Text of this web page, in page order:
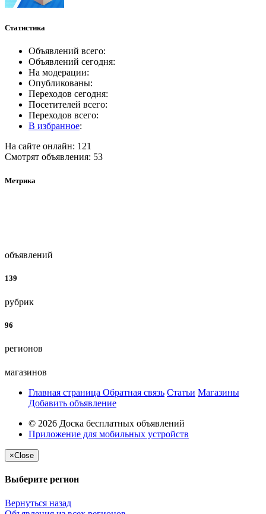
Статистика
Объявлений всего:
Объявлений сегодня:
На модерации:
Опубликованы:
Переходов сегодня:
Посетителей всего:
Переходов всего:
В избранное:
На сайте онлайн: 121
Смотрят объявления: 53
Метрика
объявлений
139
рубрик
96
регионов
магазинов
Главная страница Обратная связь Статьи Магазины
Добавить объявление
© 2026 Доска бесплатных объявлений
Приложение для мобильных устройств
×Close
Выберите регион
Вернуться назад